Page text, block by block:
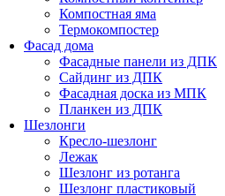
Компостная яма
Термокомпостер
Фасад дома
Фасадные панели из ДПК
Сайдинг из ДПК
Фасадная доска из МПК
Планкен из ДПК
Шезлонги
Кресло-шезлонг
Лежак
Шезлонг из ротанга
Шезлонг пластиковый